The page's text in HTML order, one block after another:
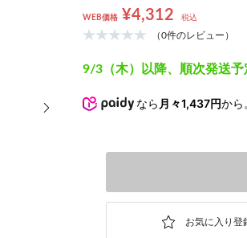
WEB価格 ¥4,312 税込
（0件のレビュー）
9/3（木）以降、順次発送予
なら 月々1,437円から